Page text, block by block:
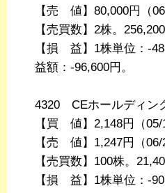
【売 値】80,000円（
【売買数】2株。256,200
【損 益】1株単位：-
益額：-96,600円。
4320 CEホールディン
【買 値】2,148円（05/
【売 値】1,247円（06/
【売買数】100株。
【損 益】1株単位：-